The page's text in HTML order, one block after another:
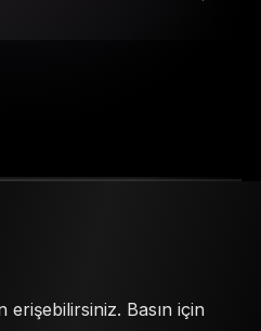
ifadesi gerekir.
Basın için